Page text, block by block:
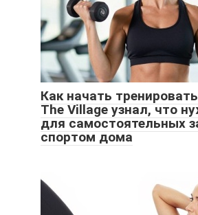
Как начать
The Village узнал, что
для самостоятельных
спортом дома